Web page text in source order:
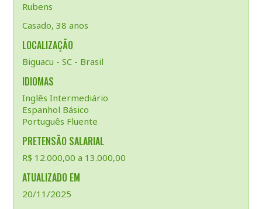
Rubens
Casado, 38 anos
LOCALIZAÇÃO
Biguacu - SC - Brasil
IDIOMAS
Inglês Intermediário
Espanhol Básico
Português Fluente
PRETENSÃO SALARIAL
R$ 12.000,00 a 13.000,00
ATUALIZADO EM
20/11/2025